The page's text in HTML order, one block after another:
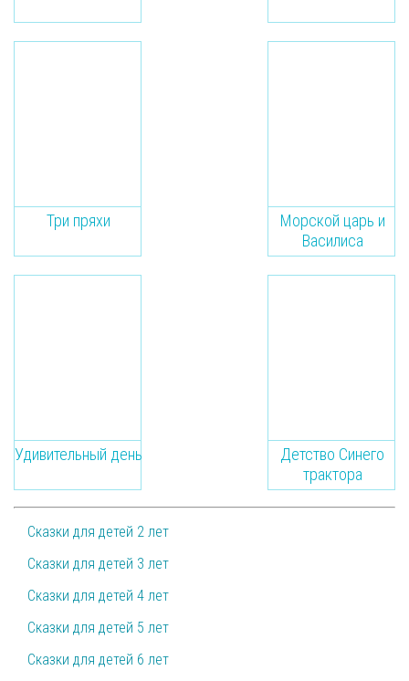
Три пряхи
Морской царь и
Василиса
Премудрая
Удивительный день
Детство Синего
трактора
Сказки для детей 2 лет
Сказки для детей 3 лет
Сказки для детей 4 лет
Сказки для детей 5 лет
Сказки для детей 6 лет